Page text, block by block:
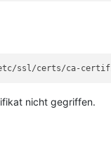
nicht gegriffen.